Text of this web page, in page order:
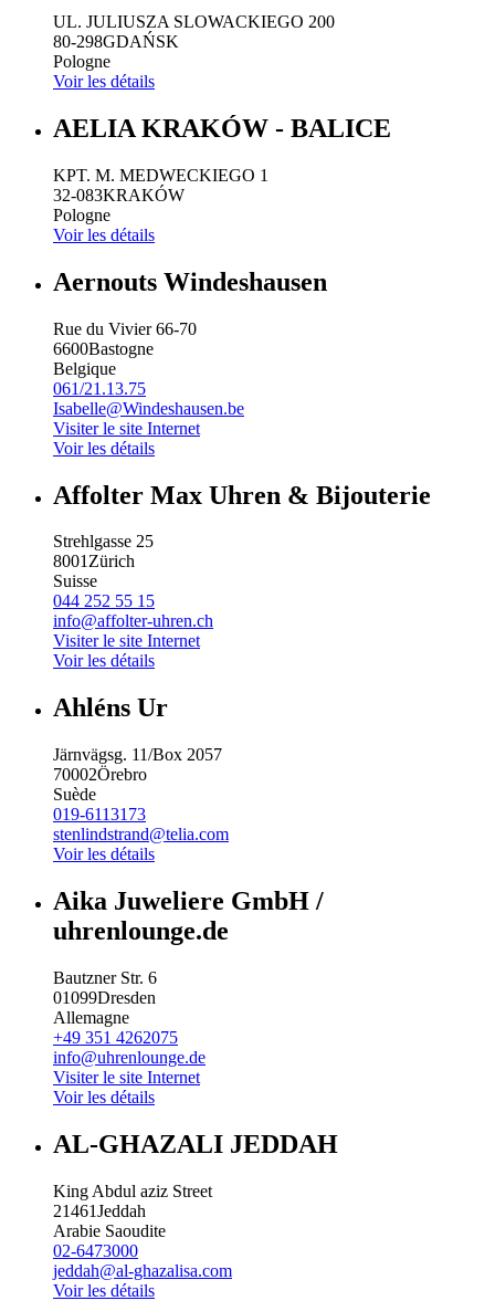
UL. JULIUSZA SLOWACKIEGO 200
80-298GDAŃSK
Pologne
Voir les détails
AELIA KRAKÓW - BALICE
KPT. M. MEDWECKIEGO 1
32-083KRAKÓW
Pologne
Voir les détails
Aernouts Windeshausen
Rue du Vivier 66-70
6600Bastogne
Belgique
061/21.13.75
Isabelle@Windeshausen.be
Visiter le site Internet
Voir les détails
Affolter Max Uhren & Bijouterie
Strehlgasse 25
8001Zürich
Suisse
044 252 55 15
info@affolter-uhren.ch
Visiter le site Internet
Voir les détails
Ahléns Ur
Järnvägsg. 11/Box 2057
70002Örebro
Suède
019-6113173
stenlindstrand@telia.com
Voir les détails
Aika Juweliere GmbH /
uhrenlounge.de
Bautzner Str. 6
01099Dresden
Allemagne
+49 351 4262075
info@uhrenlounge.de
Visiter le site Internet
Voir les détails
AL-GHAZALI JEDDAH
King Abdul aziz Street
21461Jeddah
Arabie Saoudite
02-6473000
jeddah@al-ghazalisa.com
Voir les détails